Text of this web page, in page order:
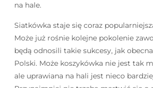
na hale.
Siatkówka staje się coraz
Może już rośnie kolejne pokolenie
będą odnosili takie sukcesy, jak
Polski. Może koszykówka nie jest tak
ale uprawiana na hali jest nieco